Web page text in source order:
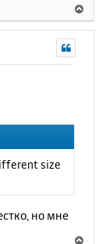
S
е
size
но мне